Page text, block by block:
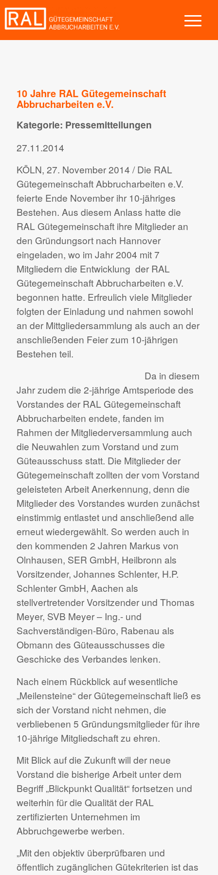
10 Jahre RAL Gütegemeinschaft
Abbrucharbeiten e.V.
Kategorie: Pressemitteilungen
27.11.2014
KÖLN, 27. November 2014 / Die RAL
Gütegemeinschaft Abbrucharbeiten e.V.
feierte Ende November ihr 10-jähriges
Bestehen. Aus diesem Anlass hatte die
RAL Gütegemeinschaft ihre Mitglieder an
den Gründungsort nach Hannover
eingeladen, wo im Jahr 2004 mit 7
Mitgliedern die Entwicklung der RAL
Gütegemeinschaft Abbrucharbeiten e.V.
begonnen hatte. Erfreulich viele Mitglieder
folgten der Einladung und nahmen sowohl
an der Mittgliedersammlung als auch an der
anschließenden Feier zum 10-jährigen
Bestehen teil.
Da in diesem
Jahr zudem die 2-jährige Amtsperiode des
Vorstandes der RAL Gütegemeinschaft
Abbrucharbeiten endete, fanden im
Rahmen der Mitgliederversammlung auch
die Neuwahlen zum Vorstand und zum
Güteausschuss statt. Die Mitglieder der
Gütegemeinschaft zollten der vom Vorstand
geleisteten Arbeit Anerkennung, denn die
Mitglieder des Vorstandes wurden zunächst
einstimmig entlastet und anschließend alle
erneut wiedergewählt. So werden auch in
den kommenden 2 Jahren Markus von
Olnhausen, SER GmbH, Heilbronn als
Vorsitzender, Johannes Schlenter, H.P.
Schlenter GmbH, Aachen als
stellvertretender Vorsitzender und Thomas
Meyer, SVB Meyer – Ing.- und
Sachverständigen-Büro, Rabenau als
Obmann des Güteausschusses die
Geschicke des Verbandes lenken.
Nach einem Rückblick auf wesentliche
„Meilensteine“ der Gütegemeinschaft ließ es
sich der Vorstand nicht nehmen, die
verbliebenen 5 Gründungsmitglieder für ihre
10-jährige Mitgliedschaft zu ehren.
Mit Blick auf die Zukunft will der neue
Vorstand die bisherige Arbeit unter dem
Begriff „Blickpunkt Qualität“ fortsetzen und
weiterhin für die Qualität der RAL
zertifizierten Unternehmen im
Abbruchgewerbe werben.
„Mit den objektiv überprüfbaren und
öffentlich zugänglichen Gütekriterien ist das